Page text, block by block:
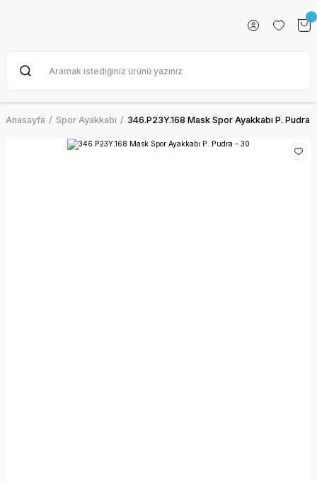
Anasayfa Spor Ayakkabı 346.P23Y.168 Mask Spor Ayakkabı P. Pudra